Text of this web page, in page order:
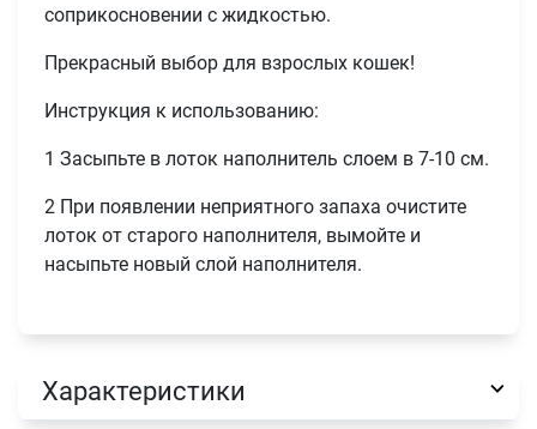
соприкосновении с жидкостью.
Прекрасный выбор для взрослых кошек!
Инструкция к использованию:
1 Засыпьте в лоток наполнитель слоем в 7-10 см.
2 При появлении неприятного запаха очистите
лоток от старого наполнителя, вымойте и
насыпьте новый слой наполнителя.
Характеристики
Имя